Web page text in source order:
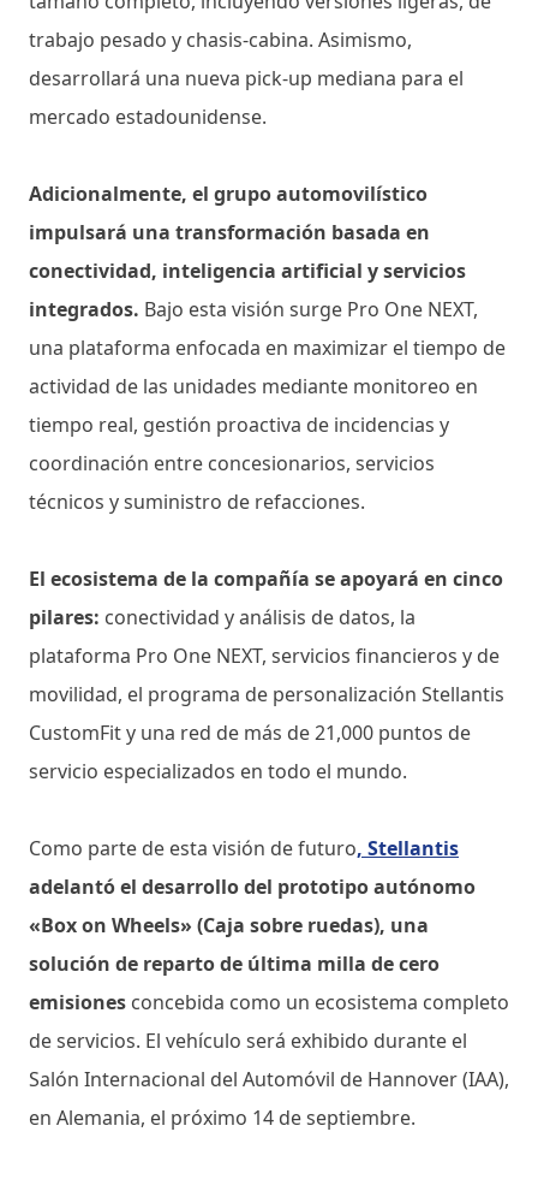
trabajo pesado y chasis-cabina. Asimismo,
desarrollará una nueva pick-up mediana para el
mercado estadounidense.
Adicionalmente, el grupo automovilístico
impulsará una transformación basada en
conectividad, inteligencia artificial y servicios
integrados. Bajo esta visión surge Pro One NEXT,
una plataforma enfocada en maximizar el tiempo de
actividad de las unidades mediante monitoreo en
tiempo real, gestión proactiva de incidencias y
coordinación entre concesionarios, servicios
técnicos y suministro de refacciones.
El ecosistema de la compañía se apoyará en cinco
pilares: conectividad y análisis de datos, la
plataforma Pro One NEXT, servicios financieros y de
movilidad, el programa de personalización Stellantis
CustomFit y una red de más de 21,000 puntos de
servicio especializados en todo el mundo.
Como parte de esta visión de futuro, Stellantis
adelantó el desarrollo del prototipo autónomo
«Box on Wheels» (Caja sobre ruedas), una
solución de reparto de última milla de cero
emisiones concebida como un ecosistema completo
de servicios. El vehículo será exhibido durante el
Salón Internacional del Automóvil de Hannover (IAA),
en Alemania, el próximo 14 de septiembre.